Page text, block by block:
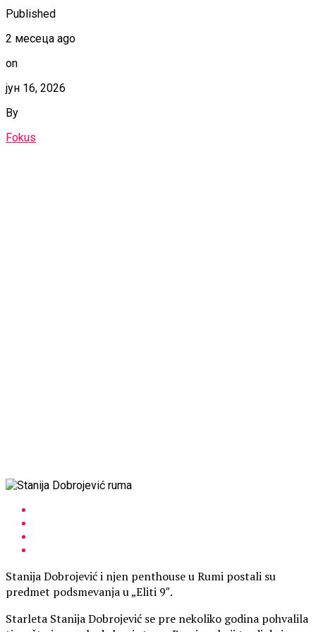
Published
2 месеца ago
on
јун 16, 2026
By
Fokus
Stanija Dobrojević i njen penthouse u Rumi postali su
predmet podsmevanja u „Eliti 9″.
Starleta Stanija Dobrojević se pre nekoliko godina pohvalila